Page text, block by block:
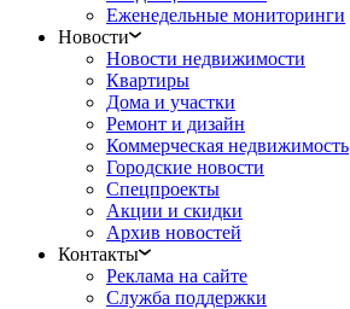
Еженедельные мониторинги
Новости
Новости недвижимости
Квартиры
Дома и участки
Ремонт и дизайн
Коммерческая недвижимость
Городские новости
Спецпроекты
Акции и скидки
Архив новостей
Контакты
Реклама на сайте
Служба поддержки